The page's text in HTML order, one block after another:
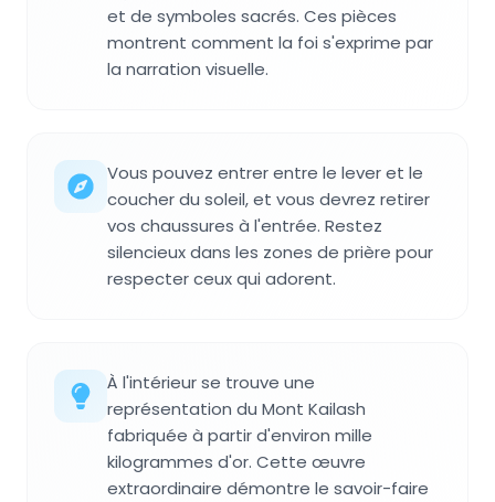
et de symboles sacrés. Ces pièces
montrent comment la foi s'exprime par
la narration visuelle.
Vous pouvez entrer entre le lever et le
coucher du soleil, et vous devrez retirer
vos chaussures à l'entrée. Restez
silencieux dans les zones de prière pour
respecter ceux qui adorent.
À l'intérieur se trouve une
représentation du Mont Kailash
fabriquée à partir d'environ mille
kilogrammes d'or. Cette œuvre
extraordinaire démontre le savoir-faire